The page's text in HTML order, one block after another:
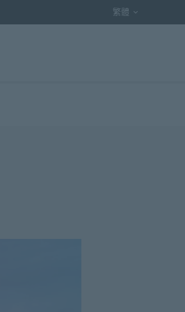
語言選項
繁體